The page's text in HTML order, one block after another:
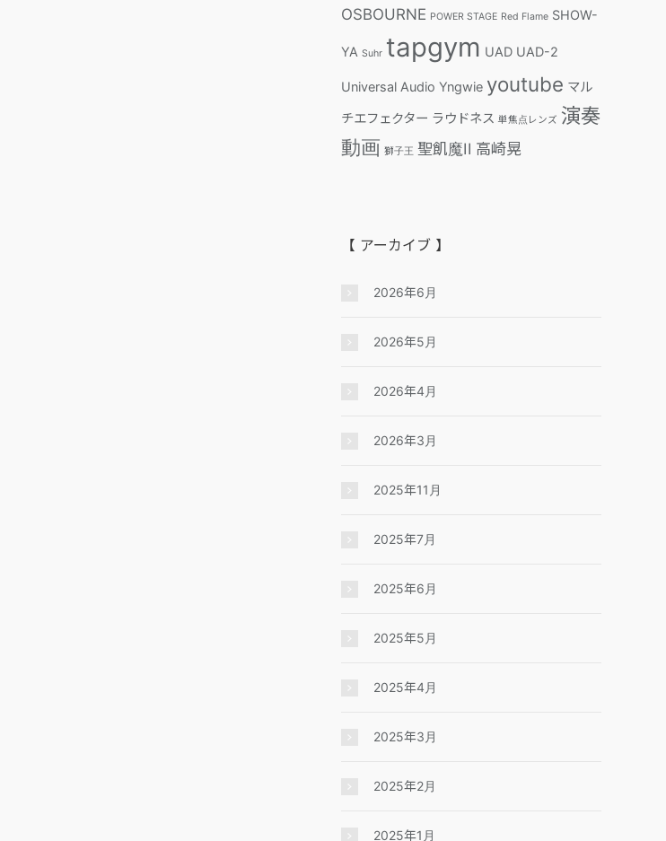
OSBOURNE POWER STAGE Red Flame SHOW-
YA Suhr tapgym UAD UAD-2
Universal Audio Yngwie youtube マル
チエフェクター ラウドネス 単焦点レンズ 演奏
動画 獅子王 聖飢魔II 高崎晃
【 アーカイブ 】
2026年6月
2026年5月
2026年4月
2026年3月
2025年11月
2025年7月
2025年6月
2025年5月
2025年4月
2025年3月
2025年2月
2025年1月